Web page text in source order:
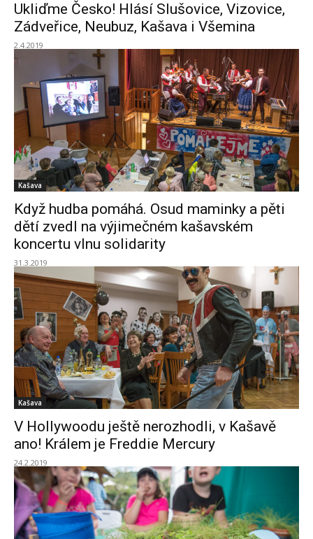
Ukliďme Česko! Hlásí Slušovice, Vizovice,
Zádveřice, Neubuz, Kašava i Všemina
2.4.2019
Kašava
Když hudba pomáhá. Osud maminky a pěti
dětí zvedl na výjimečném kašavském
koncertu vlnu solidarity
31.3.2019
Kašava
V Hollywoodu ještě nerozhodli, v Kašavě
ano! Králem je Freddie Mercury
24.2.2019